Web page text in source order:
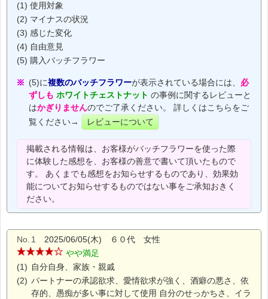
(1) 使用対象
(2) マイナスの状況
(3) 感じた変化
(4) 自由意見
(5) 購入バッチフラワー
(5)に複数のバッチフラワーが表示されている場合には、 必
ずしも ホワイトチェストナット の事例に関するレビューと
はかぎりませんのでご了承ください。 詳しくはこちらをご
覧ください→
レビューについて
掲載される情報は、お客様がバッチフラワーを使った際
に体験した感想を、お客様の善意で書いて頂いたもので
す。 あくまでも感想をお知らせするものであり、効果効
能についてお知らせするものではない事をご承知おきく
ださい。
No. 1
2025/06/05(木) ６０代 女性
やや満足
(1) 自分自身、家族・親戚
(2) パートナーの承認欲求、愛情欲求が強く、酒癖の悪さ、依
存的、愚痴が多い事に対して使用 自分のせっかちさ、イラ